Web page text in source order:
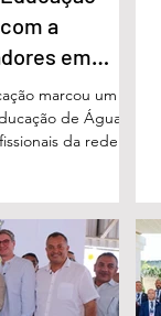
a
em
marcou um
de Águas
da rede
das futuras
municipal
destacou que o
aos